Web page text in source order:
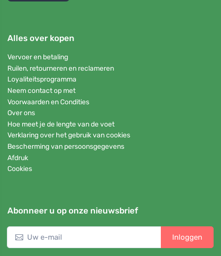
Alles over kopen
Vervoer en betaling
Ruilen, retourneren en reclameren
Loyaliteitsprogramma
Neem contact op met
Voorwaarden en Condities
Over ons
Hoe meet je de lengte van de voet
Verklaring over het gebruik van cookies
Bescherming van persoonsgegevens
Afdruk
Cookies
Abonneer u op onze nieuwsbrief
Inloggen